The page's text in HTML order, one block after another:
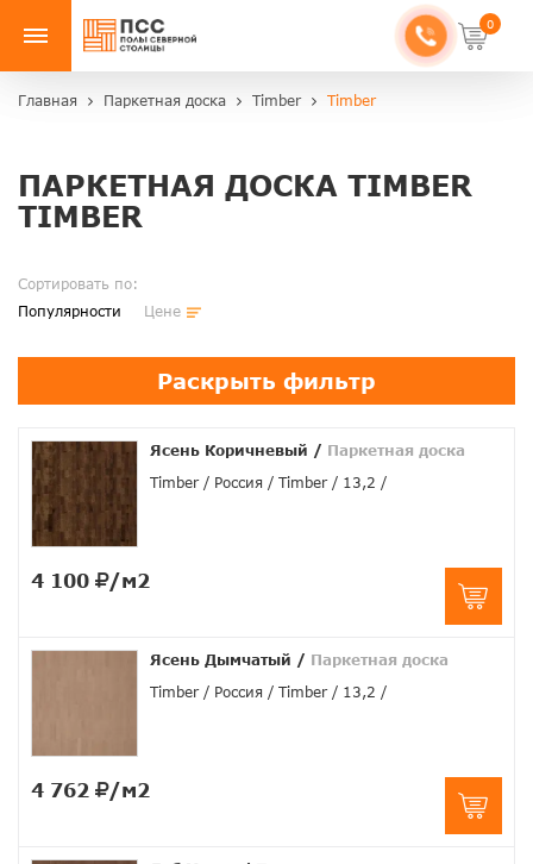
0
Главная Паркетная доска Timber Timber
ПАРКЕТНАЯ ДОСКА TIMBER
TIMBER
Сортировать по:
Популярности
Цене
Раскрыть фильтр
Ясень Коричневый / Паркетная доска
Timber
Россия Timber 13,2
4 100 /м2
Ясень Дымчатый / Паркетная доска
Timber
Россия Timber 13,2
4 762 /м2